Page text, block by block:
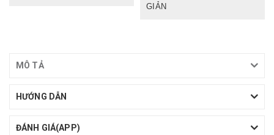
GIẢN
MÔ TẢ
HƯỚNG DẪN
ĐÁNH GIÁ(APP)